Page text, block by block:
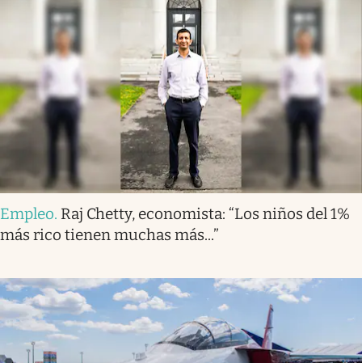
Empleo. Raj Chetty, economista: “Los niños del 1%
más rico tienen muchas más...”